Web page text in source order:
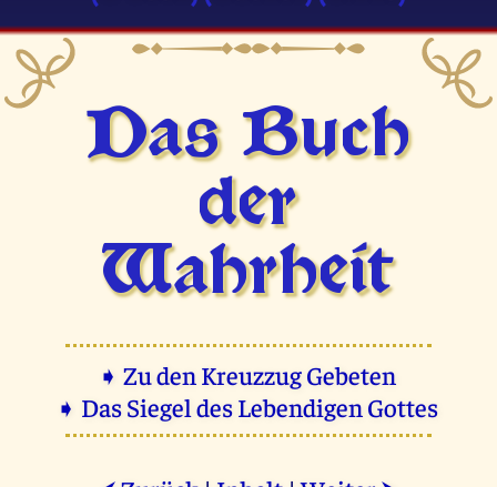
Das Buch
der
Wahrheit
➧ Zu den Kreuzzug Gebeten
➧ Das Siegel des Lebendigen Gottes